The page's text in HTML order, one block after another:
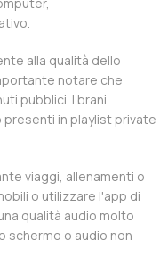
alla qualità dello
notare che
pubblici. I brani
in playlist private
viaggi, allenamenti o
o utilizzare l'app di
qualità audio molto
schermo o audio non